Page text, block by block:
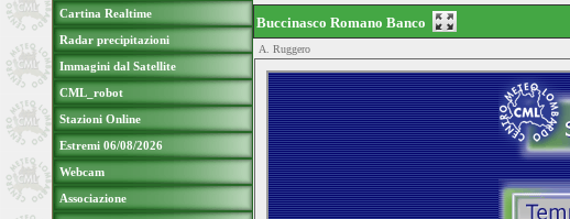
Cartina Realtime
Radar precipitazioni
Immagini dal Satellite
CML_robot
Stazioni Online
Estremi 06/08/2026
Webcam
Associazione
Buccinasco Romano Banco
A. Ruggero